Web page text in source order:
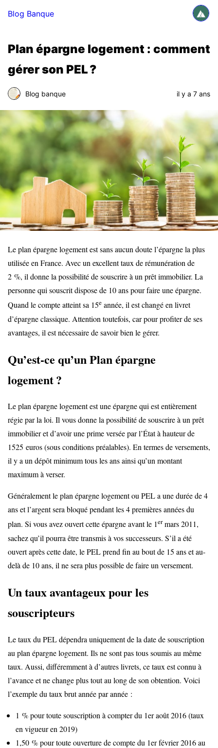
Blog Banque
Plan épargne logement : comment
gérer son PEL ?
Blog banque il y a 7 ans
Le plan épargne logement est sans aucun doute l’épargne la plus
utilisée en France. Avec un excellent taux de rémunération de
2 %, il donne la possibilité de souscrire à un prêt immobilier. La
personne qui souscrit dispose de 10 ans pour faire une épargne.
Quand le compte atteint sa 15e année, il est changé en livret
d’épargne classique. Attention toutefois, car pour profiter de ses
avantages, il est nécessaire de savoir bien le gérer.
Qu’est-ce qu’un Plan épargne
logement ?
Le plan épargne logement est une épargne qui est entièrement
régie par la loi. Il vous donne la possibilité de souscrire à un prêt
immobilier et d’avoir une prime versée par l’État à hauteur de
1525 euros (sous conditions préalables). En termes de versements,
il y a un dépôt minimum tous les ans ainsi qu’un montant
maximum à verser.
Généralement le plan épargne logement ou PEL a une durée de 4
ans et l’argent sera bloqué pendant les 4 premières années du
plan. Si vous avez ouvert cette épargne avant le 1ermars 2011,
sachez qu’il pourra être transmis à vos successeurs. S’il a été
ouvert après cette date, le PEL prend fin au bout de 15 ans et au-
delà de 10 ans, il ne sera plus possible de faire un versement.
Un taux avantageux pour les
souscripteurs
Le taux du PEL dépendra uniquement de la date de souscription
au plan épargne logement. Ils ne sont pas tous soumis au même
taux. Aussi, différemment à d’autres livrets, ce taux est connu à
l’avance et ne change plus tout au long de son obtention. Voici
l’exemple du taux brut année par année :
1 % pour toute souscription à compter du 1er août 2016 (taux
en vigueur en 2019)
1,50 % pour toute ouverture de compte du 1er février 2016 au